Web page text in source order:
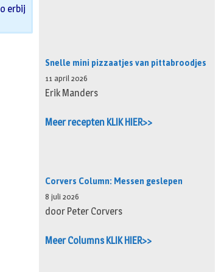
erbij
Snelle mini pizzaatjes van pittabroodjes
11 april 2026
Erik Manders
Meer recepten KLIK HIER>>
Corvers Column: Messen geslepen
8 juli 2026
door Peter Corvers
Meer Columns KLIK HIER>>